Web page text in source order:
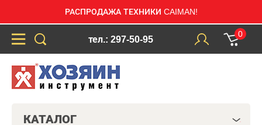
РАСПРОДАЖА ТЕХНИКИ CAIMAN!
тел.: 297-50-95
0
КАТАЛОГ